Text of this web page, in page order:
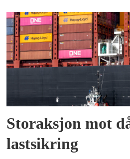
Storaksjon mot
lastsikring